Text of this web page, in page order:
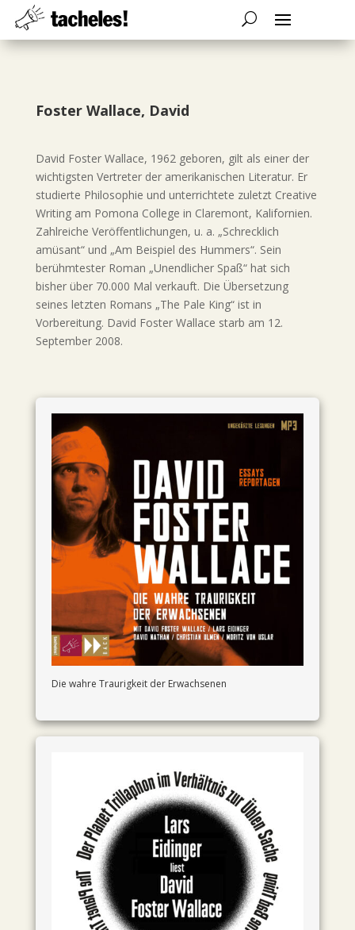
Foster Wallace, David
David Foster Wallace, 1962 geboren, gilt als einer der
wichtigsten Vertreter der amerikanischen Literatur. Er
studierte Philosophie und unterrichtete zuletzt Creative
Writing am Pomona College in Claremont, Kalifornien.
Zahlreiche Veröffentlichungen, u. a. „Schrecklich
amüsant“ und „Am Beispiel des Hummers“. Sein
berühmtester Roman „Unendlicher Spaß“ hat sich
bisher über 70.000 Mal verkauft. Die Übersetzung
seines letzten Romans „The Pale King“ ist in
Vorbereitung. David Foster Wallace starb am 12.
September 2008.
Die wahre Traurigkeit der Erwachsenen